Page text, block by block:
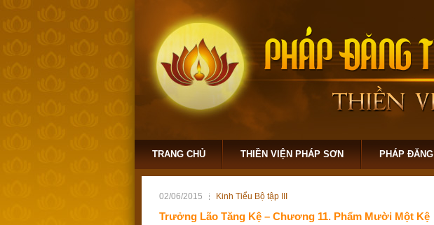
TRANG CHỦ THIỀN VIỆN PHÁP SƠN PHÁP ĐĂNG
02/06/2015 Kinh Tiểu Bộ tập III
Trưởng Lão Tăng Kệ – Chương 11. Phẩm Mười Một Kệ